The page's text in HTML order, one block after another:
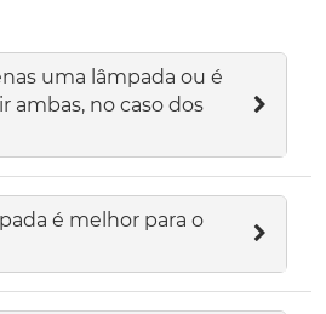
uma lâmpada ou é
ambas, no caso dos
é melhor para o